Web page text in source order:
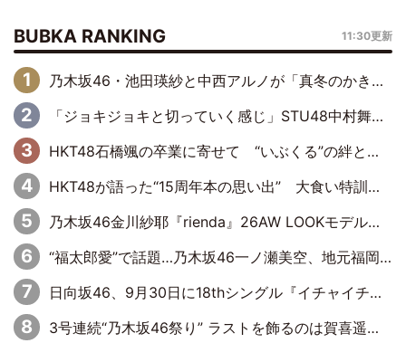
BUBKA RANKING 11:30更新
乃木坂46・池田瑛紗と中西アルノが「真冬のかき氷」騒動で火花散らす！ 因縁の裏にあるのは、逆境をともに“凌”ぐ似た者同士の絆
「ジョキジョキと切っていく感じ」STU48中村舞、新しい挑戦は自らの手で
HKT48石橋颯の卒業に寄せて “いぶくる”の絆と後輩・龍頭綺音の決意
HKT48が語った“15周年本の思い出” 大食い特訓・守護霊企画・制服グラビア…盛りだくさんの裏話
乃木坂46金川紗耶『rienda』26AW LOOKモデルに就任
“福太郎愛”で話題…乃木坂46一ノ瀬美空、地元福岡『めんべい25周年トップサポーター』に就任
日向坂46、9月30日に18thシングル『イチャイチャ虫』の発売決定！ フォーメーションは『日向坂で会いましょう』にて発表
3号連続“乃木坂46祭り” ラストを飾るのは賀喜遥香…5年ぶりの登場に「5年分大人になった私を見ていただけたら」